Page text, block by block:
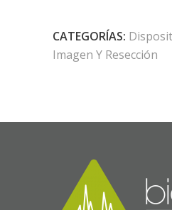
CATEGORÍAS:
Imagen Y Resección